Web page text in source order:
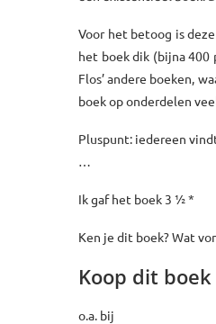
Voor het betoog is
het boek dik (bijna 400
Flos’ andere boeken,
boek op onderdelen
Pluspunt: iedereen
…
Ik gaf het boek 3 ½ *
Ken je dit boek? Wat
Koop dit boek
o.a. bij